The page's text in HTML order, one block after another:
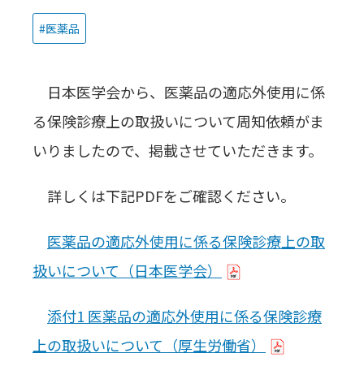
医薬品
日本医学会から、医薬品の適応外使用に係
る保険診療上の取扱いについて周知依頼がま
いりましたので、掲載させていただきます。
詳しくは下記PDFをご確認ください。
医薬品の適応外使用に係る保険診療上の取
扱いについて（日本医学会）
添付1 医薬品の適応外使用に係る保険診療
上の取扱いについて（厚生労働省）